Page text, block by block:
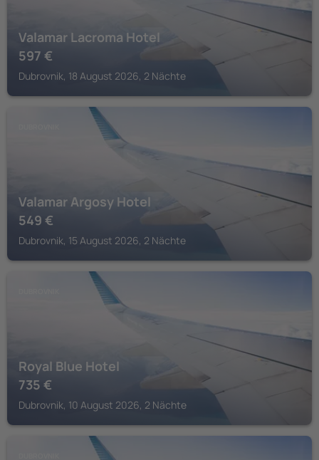
Valamar Lacroma Hotel
597 €
Dubrovnik, 18 August 2026, 2 Nächte
Valamar Argosy Hotel
549 €
Dubrovnik, 15 August 2026, 2 Nächte
Royal Blue Hotel
735 €
Dubrovnik, 10 August 2026, 2 Nächte